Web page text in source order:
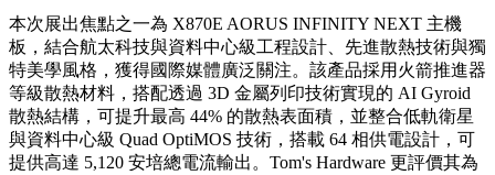
本次展出焦點之一為 X870E AORUS INFINITY NEXT 主機
板，結合航太科技與資料中心級工程設計、先進散熱技術與獨
特美學風格，獲得國際媒體廣泛關注。該產品採用火箭推進器
等級散熱材料，搭配透過 3D 金屬列印技術實現的 AI Gyroid
散熱結構，可提升最高 44% 的散熱表面積，並整合低軌衛星
與資料中心級 Quad OptiMOS 技術，搭載 64 相供電設計，可
提供高達 5,120 安培總電流輸出。Tom's Hardware 更評價其為